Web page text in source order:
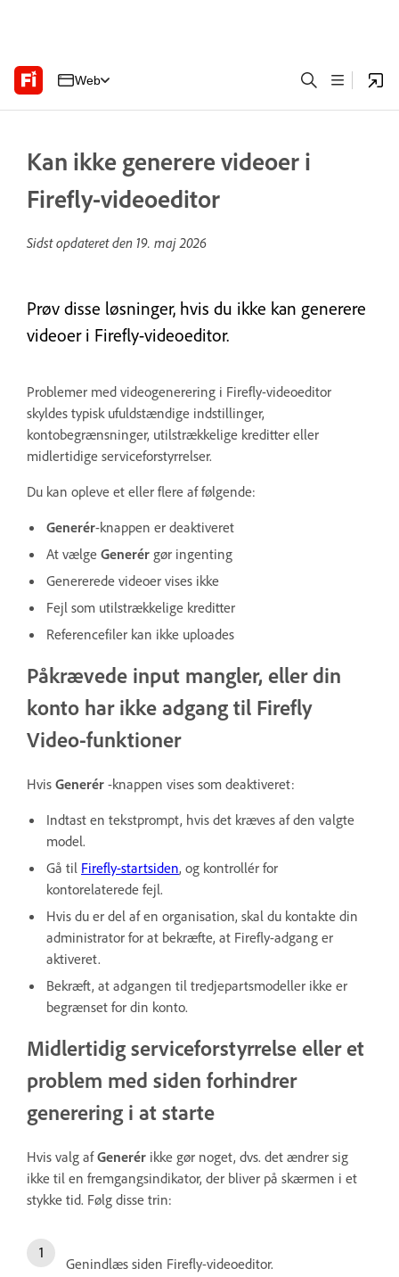
Web
Kan ikke generere videoer i
Firefly-videoeditor
Sidst opdateret den 19. maj 2026
Prøv disse løsninger, hvis du ikke kan generere
videoer i Firefly-videoeditor.
Problemer med videogenerering i Firefly-videoeditor
skyldes typisk ufuldstændige indstillinger,
kontobegrænsninger, utilstrækkelige kreditter eller
midlertidige serviceforstyrrelser.
Du kan opleve et eller flere af følgende:
Generér-knappen er deaktiveret
At vælge Generér gør ingenting
Genererede videoer vises ikke
Fejl som utilstrækkelige kreditter
Referencefiler kan ikke uploades
Påkrævede input mangler, eller din
konto har ikke adgang til Firefly
Video-funktioner
Hvis Generér -knappen vises som deaktiveret:
Indtast en tekstprompt, hvis det kræves af den valgte
model.
Gå til Firefly-startsiden, og kontrollér for
kontorelaterede fejl.
Hvis du er del af en organisation, skal du kontakte din
administrator for at bekræfte, at Firefly-adgang er
aktiveret.
Bekræft, at adgangen til tredjepartsmodeller ikke er
begrænset for din konto.
Midlertidig serviceforstyrrelse eller et
problem med siden forhindrer
generering i at starte
Hvis valg afGenerér ikke gør noget, dvs. det ændrer sig
ikke til en fremgangsindikator, der bliver på skærmen i et
stykke tid. Følg disse trin:
Genindlæs siden Firefly-videoeditor.